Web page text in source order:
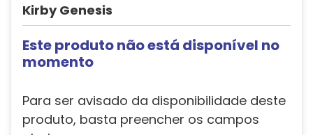
Kirby Genesis
Este produto não está disponível no
momento
Para ser avisado da disponibilidade deste
produto, basta preencher os campos